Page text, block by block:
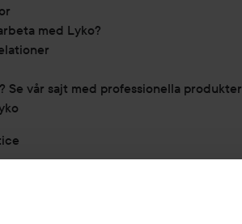
med Lyko?
Se vår sajt med professionella produkter